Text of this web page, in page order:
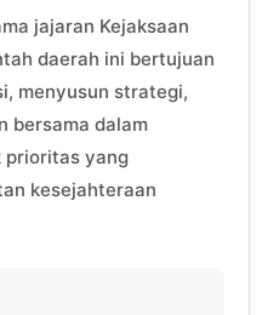
jajaran Kejaksaan
daerah ini bertujuan
menyusun strategi,
bersama dalam
prioritas yang
kesejahteraan